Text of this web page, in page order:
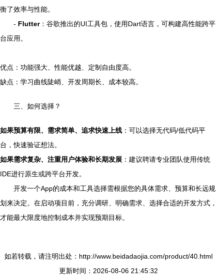
衡了效率与性能。
- Flutter：谷歌推出的UI工具包，使用Dart语言，可构建高性能跨平
台应用。
优点：功能强大、性能优越、定制自由度高。
缺点：学习曲线陡峭、开发周期长、成本较高。
三、如何选择？
如果预算有限、需求简单、追求快速上线 ：可以选择无代码/低代码平
台，快速验证想法。
如果需求复杂、注重用户体验和长期发展 ：建议聘请专业团队使用传统
IDE进行原生或跨平台开发。
开发一个App的成本和工具选择需根据您的具体需求、预算和长远规
划来决定。在启动项目前，充分调研、明确需求、选择合适的开发方式，
才能最大限度地控制成本并实现预期目标。
如若转载，请注明出处：http://www.beidadaojia.com/product/40.html
更新时间：2026-08-06 21:45:32